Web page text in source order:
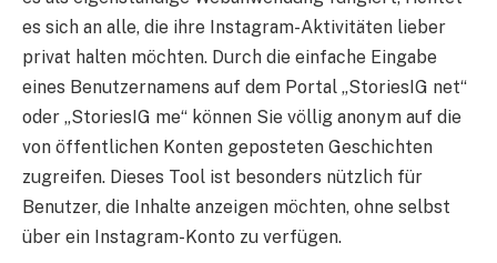
es sich an alle, die ihre Instagram-Aktivitäten lieber
privat halten möchten. Durch die einfache Eingabe
eines Benutzernamens auf dem Portal „StoriesIG net“
oder „StoriesIG me“ können Sie völlig anonym auf die
von öffentlichen Konten geposteten Geschichten
zugreifen. Dieses Tool ist besonders nützlich für
Benutzer, die Inhalte anzeigen möchten, ohne selbst
über ein Instagram-Konto zu verfügen.